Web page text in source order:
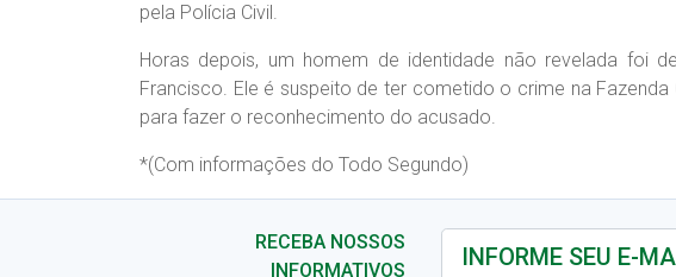
pela Polícia Civil.
Horas depois, um homem de identidade não revelada foi
Francisco. Ele é suspeito de ter cometido o crime na
para fazer o reconhecimento do acusado.
*(Com informações do Todo Segundo)
RECEBA NOSSOS
INFORMATIVOS